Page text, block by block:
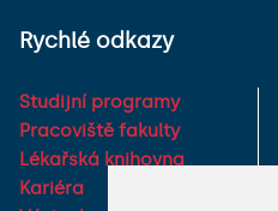
Rychlé odkazy
Studijní programy
Pracoviště fakulty
Lékařská knihovna
Kariéra